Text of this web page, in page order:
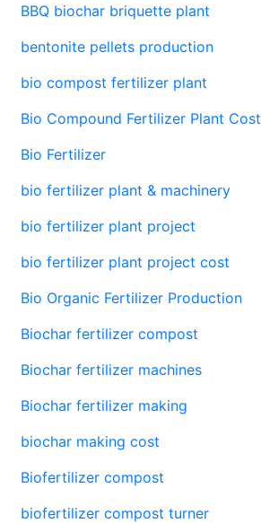
BBQ biochar briquette plant
bentonite pellets production
bio compost fertilizer plant
Bio Compound Fertilizer Plant Cost
Bio Fertilizer
bio fertilizer plant & machinery
bio fertilizer plant project
bio fertilizer plant project cost
Bio Organic Fertilizer Production
Biochar fertilizer compost
Biochar fertilizer machines
Biochar fertilizer making
biochar making cost
Biofertilizer compost
biofertilizer compost turner